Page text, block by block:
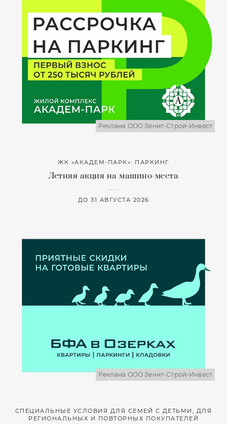
Реклама ООО Зенит-Строй-Инвест
ЖК «АКАДЕМ-ПАРК»: ПАРКИНГ
Летняя акция на машино-места
ДО 31 АВГУСТА 2026
Реклама ООО Зенит-Строй-Инвест
СПЕЦИАЛЬНЫЕ УСЛОВИЯ ДЛЯ СЕМЕЙ С ДЕТЬМИ, ДЛЯ
РЕГИОНАЛЬНЫХ И ПОВТОРНЫХ ПОКУПАТЕЛЕЙ